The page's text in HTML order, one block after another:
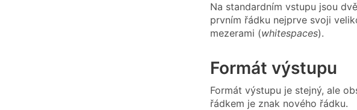
Na standardním vstupu jsou
prvním řádku nejprve svoji
mezerami (whitespaces).
Formát výstupu
Formát výstupu je stejný, ale
řádkem je znak nového řádku.